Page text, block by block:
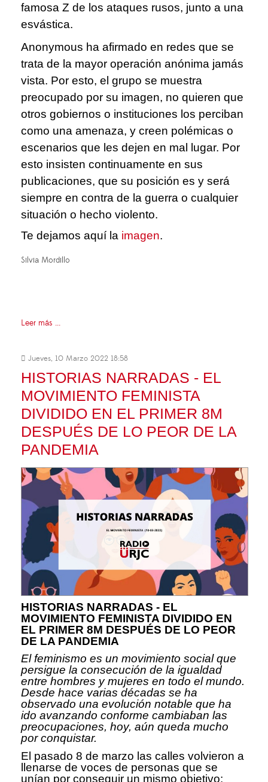
famosa Z de los ataques rusos, junto a una
esvástica.
Anonymous ha afirmado en redes que se
trata de la mayor operación anónima jamás
vista. Por esto, el grupo se muestra
preocupado por su imagen, no quieren que
otros gobiernos o instituciones los perciban
como una amenaza, y creen polémicas o
escenarios que les dejen en mal lugar. Por
esto insisten continuamente en sus
publicaciones, que su posición es y será
siempre en contra de la guerra o cualquier
situación o hecho violento.
Te dejamos aquí la imagen.
Silvia Mordillo
Leer más ...
Jueves, 10 Marzo 2022 18:58
HISTORIAS NARRADAS - EL
MOVIMIENTO FEMINISTA
DIVIDIDO EN EL PRIMER 8M
DESPUÉS DE LO PEOR DE LA
PANDEMIA
HISTORIAS NARRADAS - EL
MOVIMIENTO FEMINISTA DIVIDIDO EN
EL PRIMER 8M DESPUÉS DE LO PEOR
DE LA PANDEMIA
El feminismo es un movimiento social que
persigue la consecución de la igualdad
entre hombres y mujeres en todo el mundo.
Desde hace varias décadas se ha
observado una evolución notable que ha
ido avanzando conforme cambiaban las
preocupaciones, hoy, aún queda mucho
por conquistar.
El pasado 8 de marzo las calles volvieron a
llenarse de voces de personas que se
unían por conseguir un mismo objetivo: